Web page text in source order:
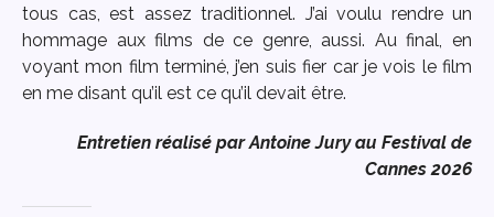
tous cas, est assez traditionnel. J’ai voulu rendre un
hommage aux films de ce genre, aussi. Au final, en
voyant mon film terminé, j’en suis fier car je vois le film
en me disant qu’il est ce qu’il devait être.
Entretien réalisé par Antoine Jury au Festival de
Cannes 2026